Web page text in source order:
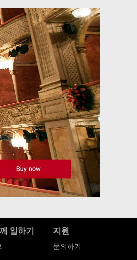
일하기 지원
문의하기